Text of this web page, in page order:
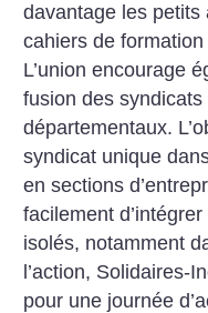
davantage les petits
cahiers de
L’union encourage
fusion des syndicats
départementaux.
syndicat unique
en sections
facilement
isolés, notamment
l’action, Solidaires-
pour une journée